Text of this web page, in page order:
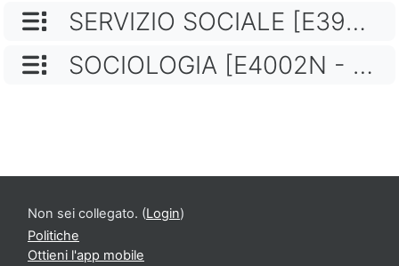
NOME CATEGORIA
SERVIZIO SOCIALE [E3902N - E3901N]
NOME CATEGORIA
SOCIOLOGIA [E4002N - E4001N]
Non sei collegato. (Login)
Politiche
Ottieni l'app mobile